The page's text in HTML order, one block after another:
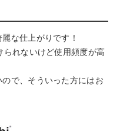
な仕上がりです！
れないけど使用頻度が高
で、そういった方にはお